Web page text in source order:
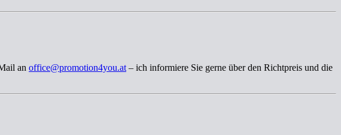
an office@promotion4you.at – ich informiere Sie gerne über den Richtpreis und die